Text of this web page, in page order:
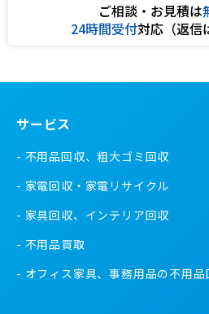
ご相談・お見積は
24時間受付対応（返信
サービス
不用品回収、粗大ゴミ回収
家電回収・家電リサイクル
家具回収、インテリア回収
不用品買取
オフィス家具、事務用品の不用品